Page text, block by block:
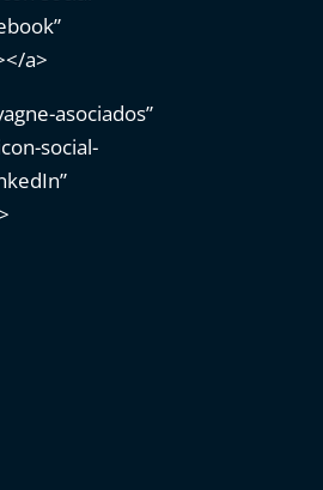
a>
asociados”
social-